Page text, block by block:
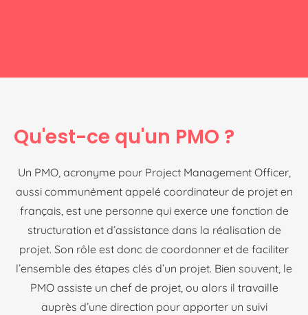
Qu'est-ce qu'un PMO ?
Un PMO, acronyme pour Project Management Officer,
aussi communément appelé coordinateur de projet en
français, est une personne qui exerce une fonction de
structuration et d’assistance dans la réalisation de
projet. Son rôle est donc de coordonner et de faciliter
l’ensemble des étapes clés d’un projet. Bien souvent, le
PMO assiste un chef de projet, ou alors il travaille
auprès d’une direction pour apporter un suivi